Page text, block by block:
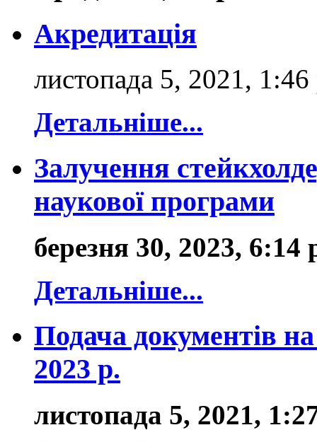
Акредитація
листопада 5, 2021, 1:46
Детальніше...
Залучення
наукової програми
березня 30, 2023, 6:14
Детальніше...
Подача документів
2023 р.
листопада 5, 2021,